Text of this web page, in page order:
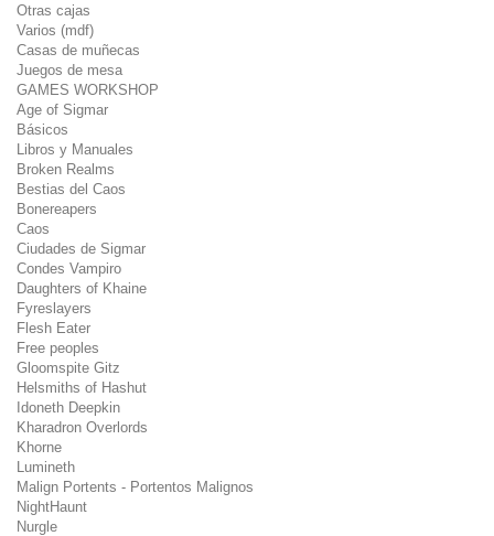
Otras cajas
Varios (mdf)
Casas de muñecas
Juegos de mesa
GAMES WORKSHOP
Age of Sigmar
Básicos
Libros y Manuales
Broken Realms
Bestias del Caos
Bonereapers
Caos
Ciudades de Sigmar
Condes Vampiro
Daughters of Khaine
Fyreslayers
Flesh Eater
Free peoples
Gloomspite Gitz
Helsmiths of Hashut
Idoneth Deepkin
Kharadron Overlords
Khorne
Lumineth
Malign Portents - Portentos Malignos
NightHaunt
Nurgle